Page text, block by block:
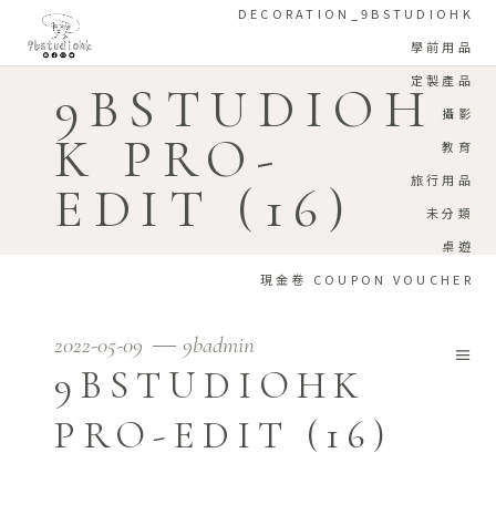
DECORATION_9BSTUDIOHK
學前用品
定製產品
攝影
教育
旅行用品
未分類
桌遊
現金卷 COUPON VOUCHER
9BSTUDIOH
K PRO-
EDIT (16)
2022-05-09 9badmin
9BSTUDIOHK
PRO-EDIT (16)